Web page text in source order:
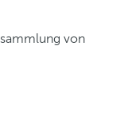
von